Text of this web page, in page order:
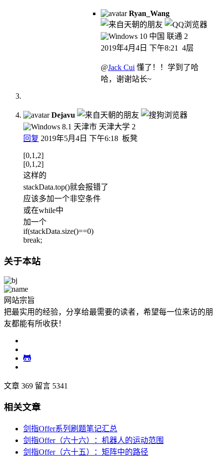
Ryan_Wang
中国 联通 2
2019年4月4日 下午8:21
4层
@Jack Cui 懂了！！学到了哈
哈，谢谢站长~
Dejavu
天津市 天津大学 2
回复 2019年5月4日 下午6:18 板凳
[0,1,2]
[0,1,2]
这样的
stackData.top()就会报错了
应该多加一个非空条件
或在while中
加一个
if(stackData.size()==0)
break;
关于本站
网站宗旨
把最实用的经验，分享给最需要的读者，希望每一位来访的朋
友都能有所收获！
文章 369 留言 5341
相关文章
剑指Offer系列刷题笔记汇总
剑指Offer（六十六）：机器人的运动范围
剑指Offer（六十五）：矩阵中的路径